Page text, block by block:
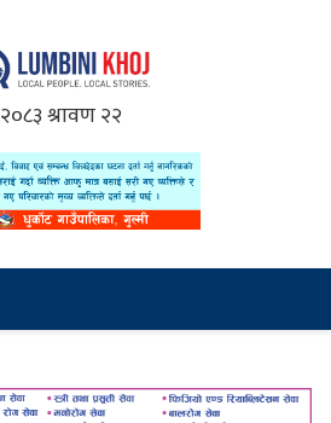
२०८३ श्रावण २२